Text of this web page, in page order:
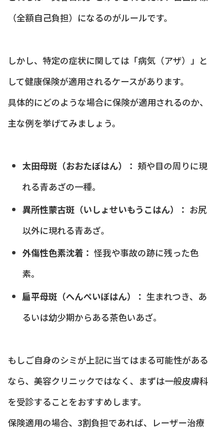
（全額自己負担）になるのがルールです。
しかし、特定の症状に関しては「病気（アザ）」と
して健康保険が適用されるケースがあります。
具体的にどのような場合に保険が適用されるのか、
主な例を挙げてみましょう。
太田母斑（おおたぼはん）： 頬や目の周りに現
れる青あざの一種。
異所性蒙古斑（いしょせいもうこはん）： お尻
以外に現れる青あざ。
外傷性色素沈着： 怪我や事故の跡に残った色
素。
扁平母斑（へんぺいぼはん）： 生まれつき、あ
るいは幼少期からある茶色いあざ。
もしご自身のシミが上記に当てはまる可能性がある
なら、美容クリニックではなく、まずは一般皮膚科
を受診することをおすすめします。
保険適用の場合、3割負担であれば、レーザー治療